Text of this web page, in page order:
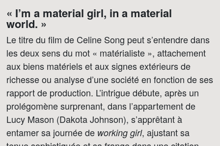
« I’m a material girl, in a material
world. »
Le titre du film de Celine Song peut s’entendre dans
les deux sens du mot « matérialiste », attachement
aux biens matériels et aux signes extérieurs de
richesse ou analyse d’une société en fonction de ses
rapport de production. L’intrigue débute, après un
prolégomène surprenant, dans l’appartement de
Lucy Mason (Dakota Johnson), s’apprêtant à
entamer sa journée de working girl, ajustant sa